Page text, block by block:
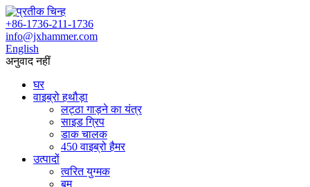
+86-1736-211-1736
info@jxhammer.com
English
अनुवाद नहीं
घर
वाइब्रो हथौड़ा
लट्ठा गाड़ने का यंत्र
साइड ग्रिप
डाक चालक
450 वाइब्रो हैमर
उत्पादों
त्वरित युग्मक
बूम